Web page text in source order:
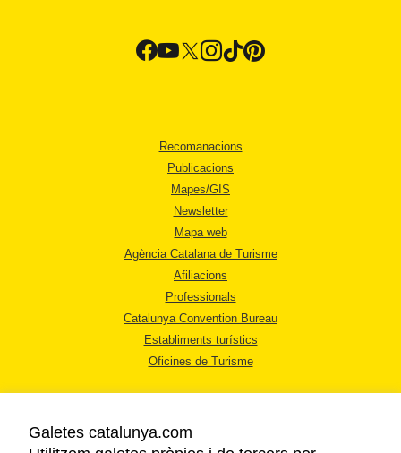
Recomanacions
Publicacions
Mapes/GIS
Newsletter
Mapa web
Agència Catalana de Turisme
Afiliacions
Professionals
Catalunya Convention Bureau
Establiments turístics
Oficines de Turisme
Galetes catalunya.com